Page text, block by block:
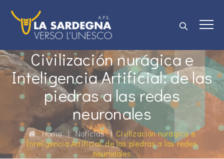
Civilización nurágica e
Inteligencia Artificial: de las
piedras a las redes
neuronales
Home|Noticias| Civilización nurágica e
Inteligencia Artificial: de las piedras a las redes
neuronales